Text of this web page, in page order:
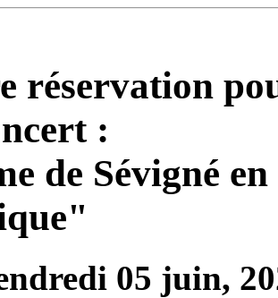
réservation
:
de Sévigné en
05 juin,